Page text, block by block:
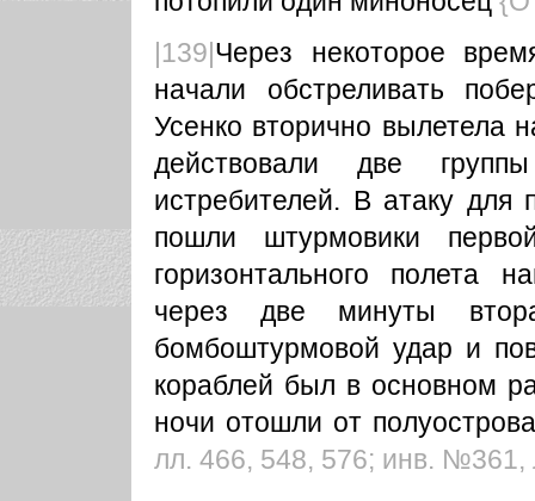
|139|Через некоторое
начали обстреливать
Усенко вторично вылетела
действовали две
истребителей. В атаку для
пошли штурмовики
горизонтального полета
через две минуты
бомбоштурмовой удар и
кораблей был в основном
ночи отошли от
лл. 466, 548, 576; инв. №361,